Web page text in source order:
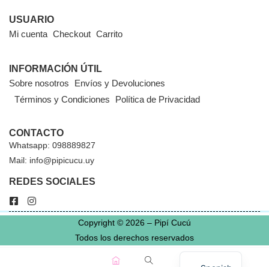
USUARIO
Mi cuenta Checkout Carrito
INFORMACIÓN ÚTIL
Sobre nosotros
Envíos y Devoluciones
Términos y Condiciones
Política de Privacidad
CONTACTO
Whatsapp: 098889827
Mail: info@pipicucu.uy
REDES SOCIALES
Copyright © 2026 – Pipí Cucú
Todos los derechos reservados